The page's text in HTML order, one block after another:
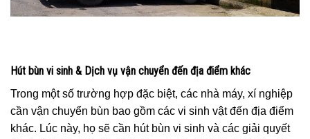
Hút bùn vi sinh & Dịch vụ vận chuyển đến địa điểm khác
Trong một số trường hợp đặc biệt, các nhà máy, xí nghiệp
cần vận chuyển bùn bao gồm các vi sinh vật đến địa điểm
khác. Lúc này, họ sẽ cần hút bùn vi sinh và các giải quyết